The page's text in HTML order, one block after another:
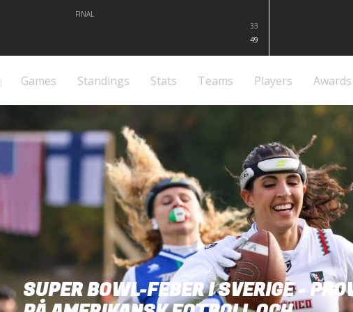
FINAL
33
49
Games Standings Stats Teams Players Awards
SUPER BOWL-FEBER I SVERIGE -